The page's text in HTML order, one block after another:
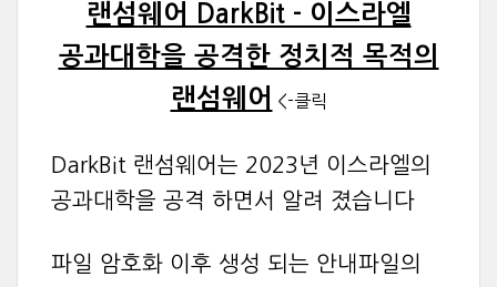
랜섬웨어 DarkBit - 이스라엘
공과대학을 공격한 정치적 목적의
랜섬웨어
<-클릭
DarkBit 랜섬웨어는 2023년 이스라엘의
공과대학을 공격 하면서 알려 졌습니다
파일 암호화 이후 생성 되는 안내파일의